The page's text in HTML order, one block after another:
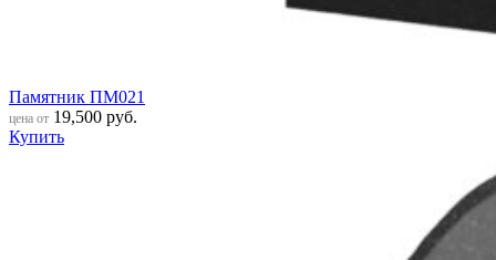
Памятник ПМ021
цена от 19,500 руб.
Купить